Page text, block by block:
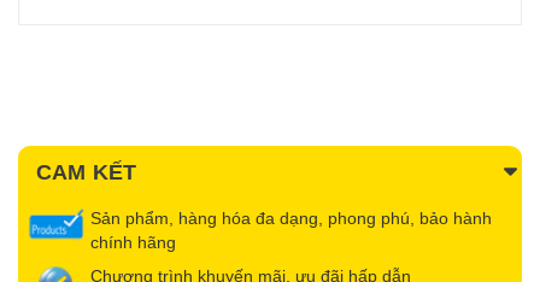
CAM KẾT
Sản phẩm, hàng hóa đa dạng, phong phú, bảo hành
chính hãng
Chương trình khuyến mãi, ưu đãi hấp dẫn